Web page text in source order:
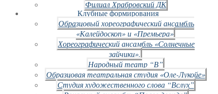
Филиал Храбровский ДК
Клубные формирования
Образцовый хореографический ансамбль
«Калейдоскоп» и «Премьера»
Хореографический ансамбль «Солнечные
зайчики».
Народный театр “В”
Образцовая театральная студия «Оле-Лукойе»
Студия художественного слова “Вслух”